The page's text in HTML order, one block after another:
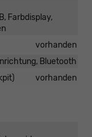
Farbdisplay,
vorhanden
Bluetooth
vorhanden